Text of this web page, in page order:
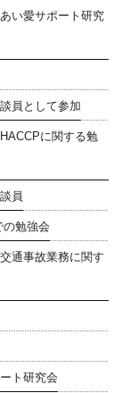
い愛サポート研究
員として参加
に関する勉
員
勉強会
通事故業務に関す
ト研究会